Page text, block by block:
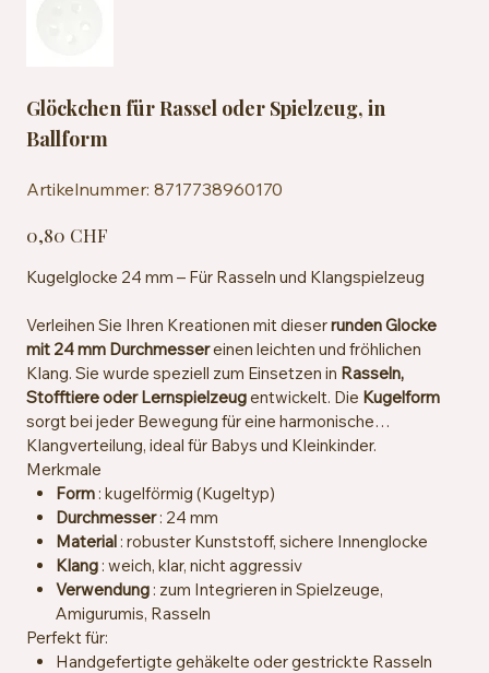
Glöckchen für Rassel oder Spielzeug, in
Ballform
Artikelnummer: 8717738960170
8717738960170
0,80 CHF
Kugelglocke 24 mm – Für Rasseln und Klangspielzeug
Verleihen Sie Ihren Kreationen mit dieserrunden Glocke
mit 24 mm Durchmessereinen leichten und fröhlichen
Klang. Sie wurde speziell zum Einsetzen in Rasseln,
Stofftiere oder Lernspielzeugentwickelt. Die Kugelform
sorgt bei jeder Bewegung für eine harmonische
Klangverteilung, ideal für Babys und Kleinkinder.
Merkmale
Form: kugelförmig (Kugeltyp)
Durchmesser: 24 mm
Material: robuster Kunststoff, sichere Innenglocke
Klang: weich, klar, nicht aggressiv
Verwendung: zum Integrieren in Spielzeuge,
Amigurumis, Rasseln
Perfekt für:
Handgefertigte gehäkelte oder gestrickte Rasseln